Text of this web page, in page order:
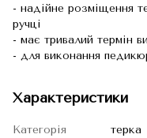
- надійне розміщення
ручці
- має тривалий термін
- для виконання
Характеристики
Категорія
терка